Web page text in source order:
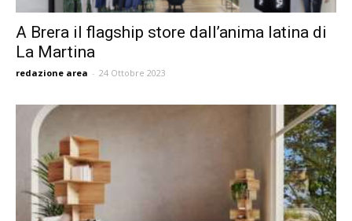
A Brera il flagship store dall’anima latina di
La Martina
redazione area - 24 Ottobre 2023